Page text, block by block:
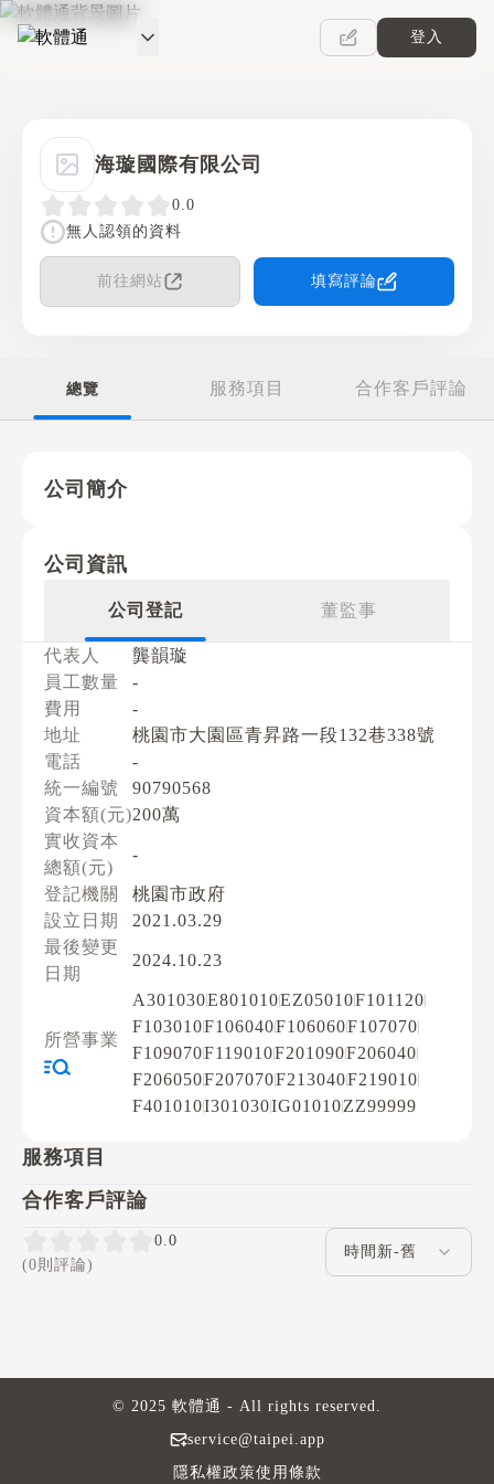
軟體通
登入
海璇國際有限公司
0.0
無人認領的資料
前往網站 填寫評論
總覽 服務項目 合作客戶評論
公司簡介
公司資訊
公司登記 董監事
代表人
龔韻璇
員工數量
-
費用
-
地址
桃園市大園區青昇路一段132巷338號
電話
-
統一編號
90790568
資本額(元)200萬
實收資本
總額(元)
-
登記機關
桃園市政府
設立日期
2021.03.29
最後變更
日期
2024.10.23
所營事業
A301030E801010EZ05010F101120
F103010F106040F106060F107070
F109070F119010F201090F206040
F206050F207070F213040F219010
F401010I301030IG01010ZZ99999
服務項目
合作客戶評論
0.0
(0則評論)
評論排序
service@taipei.app
© 2025 軟體通 - All rights reserved.
隱私權政策使用條款